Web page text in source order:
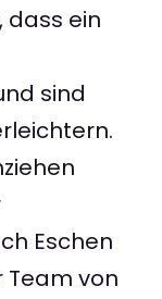
dass ein
sind
Eschen
von